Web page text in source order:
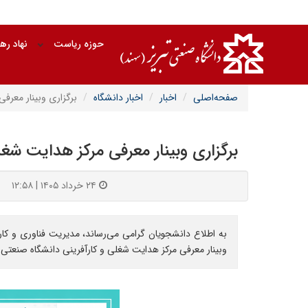
حوزه ریاست نهاد
صفحه‌اصلی اخبار اخبار دانشگاه برگزاری وبینار
برگزاری وبینار معرفی مرکز هدایت
به اطلاع دانشجویان گرامی می‌رساند، مدیریت فناوری و
وبینار معرفی مرکز هدایت شغلی و کارآفرینی دانشگاه